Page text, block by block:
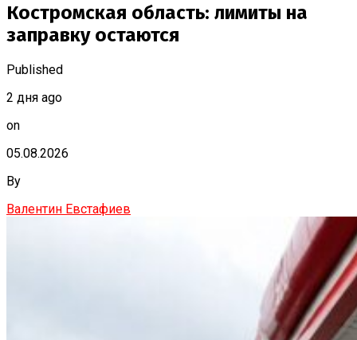
Костромская область: лимиты на
заправку остаются
Published
2 дня ago
on
05.08.2026
By
Валентин Евстафиев